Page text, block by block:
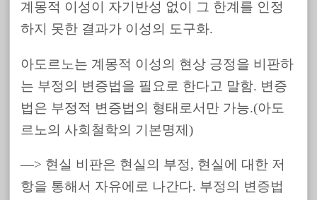
계몽적 이성이 자기반성 없이 그 한계를 인정
하지 못한 결과가 이성의 도구화.
아도르노는 계몽적 이성의 현상 긍정을 비판하
는 부정의 변증법을 필요로 한다고 말함. 변증
법은 부정적 변증법의 형태로서만 가능.(아도
르노의 사회철학의 기본명제)
—> 현실 비판은 현실의 부정, 현실에 대한 저
항을 통해서 자유에로 나간다. 부정의 변증법